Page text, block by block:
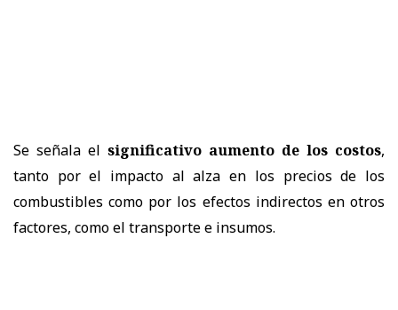
Se señala el significativo aumento de los costos,
tanto por el impacto al alza en los precios de los
combustibles como por los efectos indirectos en otros
factores, como el transporte e insumos.